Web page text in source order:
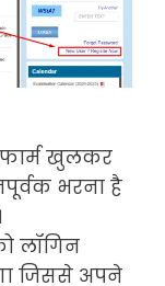
खुलकर
भरना है
लॉगिन
जिससे अपने